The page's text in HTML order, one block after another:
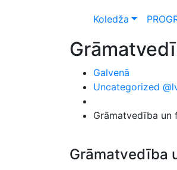
Koledža
Galvenā
Uncategorized
Grāmatvedība un
Grāmatvedība